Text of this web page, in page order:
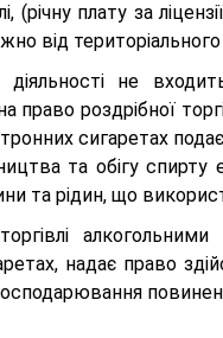
(річну плату за
від
не
право роздрібної
сигаретах
та обігу
та рідин, що
надає право
господарювання